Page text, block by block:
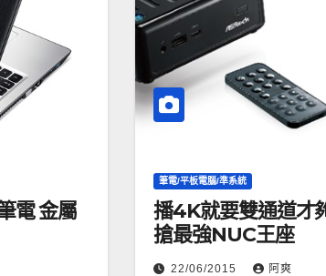
電 金屬
筆電/平板電腦/準系統
播4K就要雙通道才夠嗆 華擎
搶最強NUC王座
22/06/2015 阿爽